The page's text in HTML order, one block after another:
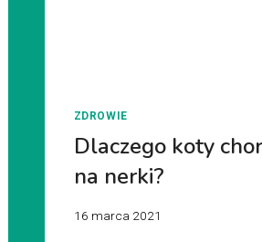
ZDROWIE
Dlaczego koty
na nerki?
16 marca 2021